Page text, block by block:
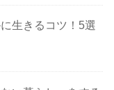
生きるコツ！5選